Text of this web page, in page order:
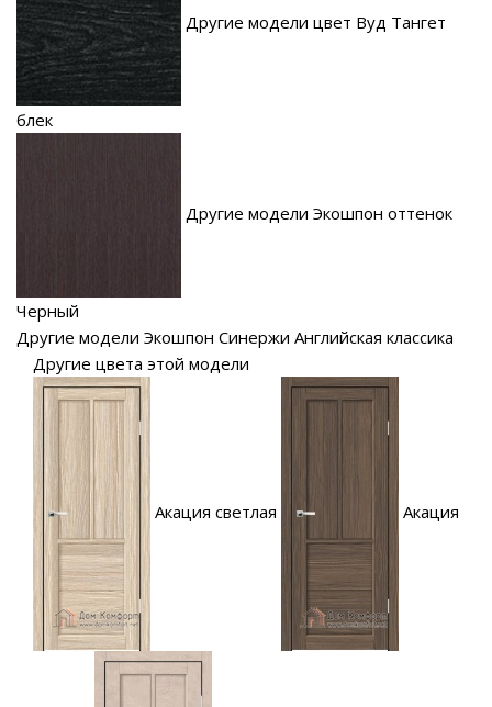
Другие модели цвет Вуд Тангет
блек
Другие модели Экошпон оттенок
Черный
Другие модели Экошпон Синержи Английская классика
Другие цвета этой модели
Акация светлая Акация